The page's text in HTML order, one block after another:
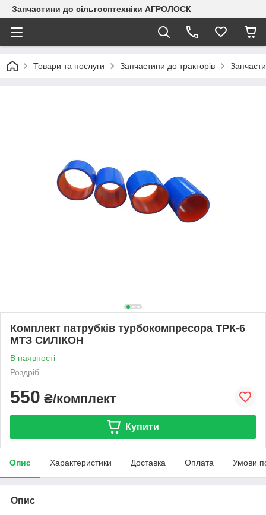
Запчастини до сільгосптехніки АГРОЛОСК
Товари та послуги Запчастини до тракторів
Комплект патрубків турбокомпресора ТРК-6
МТЗ СИЛІКОН
В наявності
Роздріб
550 ₴/комплект
Купити
Опис Характеристики Доставка Оплата Умови
Опис